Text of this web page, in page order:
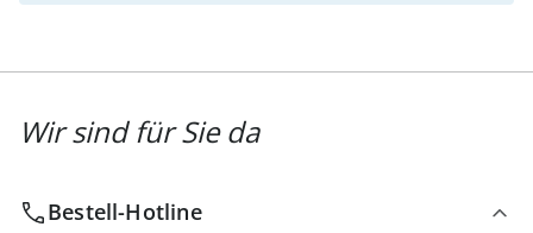
Wir sind für Sie da
Bestell-Hotline